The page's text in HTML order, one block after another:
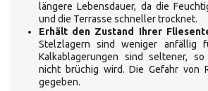
längere Lebensdauer, da die
und die Terrasse schneller trocknet.
Erhält den Zustand Ihrer
Stelzlagern sind weniger anfällig
Kalkablagerungen sind seltener,
nicht brüchig wird. Die Gefahr von
gegeben.